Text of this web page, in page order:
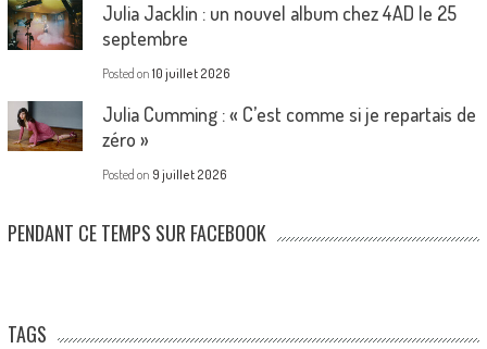
Julia Jacklin : un nouvel album chez 4AD le 25
septembre
Posted on 10 juillet 2026
Julia Cumming : « C’est comme si je repartais de
zéro »
Posted on 9 juillet 2026
PENDANT CE TEMPS SUR FACEBOOK
TAGS